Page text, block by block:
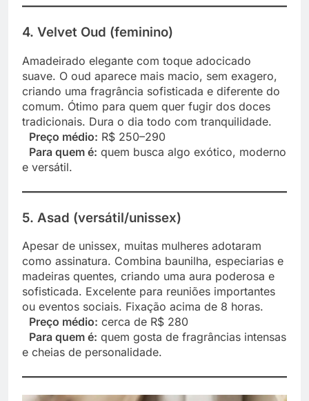
4. Velvet Oud (feminino)
Amadeirado elegante com toque adocicado
suave. O oud aparece mais macio, sem exagero,
criando uma fragrância sofisticada e diferente do
comum. Ótimo para quem quer fugir dos doces
tradicionais. Dura o dia todo com tranquilidade.
Preço médio: R$ 250–290
Para quem é: quem busca algo exótico, moderno
e versátil.
5. Asad (versátil/unissex)
Apesar de unissex, muitas mulheres adotaram
como assinatura. Combina baunilha, especiarias e
madeiras quentes, criando uma aura poderosa e
sofisticada. Excelente para reuniões importantes
ou eventos sociais. Fixação acima de 8 horas.
Preço médio: cerca de R$ 280
Para quem é: quem gosta de fragrâncias intensas
e cheias de personalidade.